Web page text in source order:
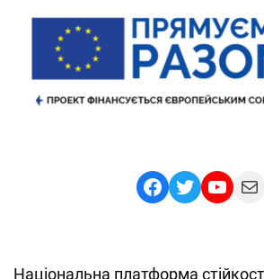
Facebook
Twitter
Національна платформа